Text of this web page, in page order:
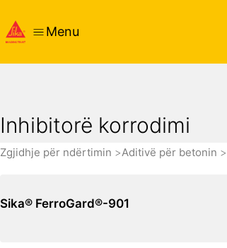
Menu
Inhibitorë korrodimi
Zgjidhje për ndërtimin Aditivë për betonin
Sika® FerroGard®-901